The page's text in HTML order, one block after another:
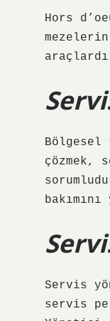
Hors
çözmek,
Servis
servis